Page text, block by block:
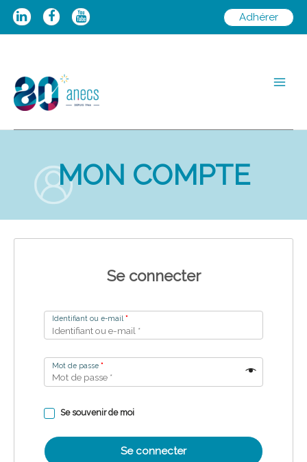
Aller
Adhérer
MON COMPTE
Se connecter
Identifiant ou e-mail *
Mot de passe *
Se souvenir de moi
Se connecter